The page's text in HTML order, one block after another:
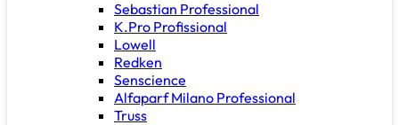
Sebastian Professional
K.Pro Profissional
Lowell
Redken
Senscience
Alfaparf Milano Professional
Truss